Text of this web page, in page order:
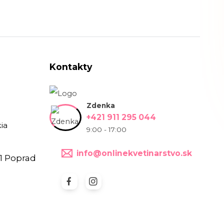
Poprad
Kontakty
Zdenka
+421 911 295 044
9:00 - 17:00
info@onlinekvetinarstvo.sk